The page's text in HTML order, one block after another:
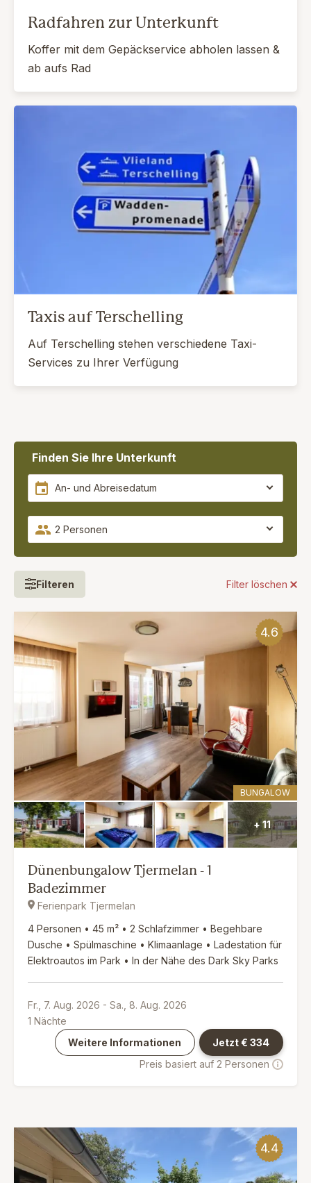
Radfahren zur Unterkunft
Koffer mit dem Gepäckservice abholen lassen &
ab aufs Rad
Taxis auf Terschelling
Auf Terschelling stehen verschiedene Taxi-
Services zu Ihrer Verfügung
Finden Sie Ihre Unterkunft
2 Personen
Filteren Filter löschen
4.6
BUNGALOW
+ 11
Dünenbungalow Tjermelan - 1
Badezimmer
Ferienpark Tjermelan
4 Personen • 45 m² • 2 Schlafzimmer • Begehbare
Dusche • Spülmaschine • Klimaanlage • Ladestation für
Elektroautos im Park • In der Nähe des Dark Sky Parks
Fr., 7. Aug. 2026 - Sa., 8. Aug. 2026
1 Nächte
Weitere Informationen
Jetzt €334
Preis basiert auf 2 Personen
4.4